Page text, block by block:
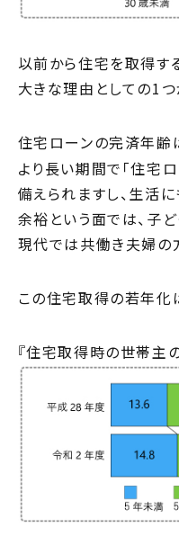
以前から住宅を取得す
大きな理由としての1つ
住宅ローンの完済年齢
より長い期間で「住宅
備えられますし、生活
余裕という面では、子
現代では共働き夫婦の
この住宅取得の若年化
『住宅取得時の世帯主